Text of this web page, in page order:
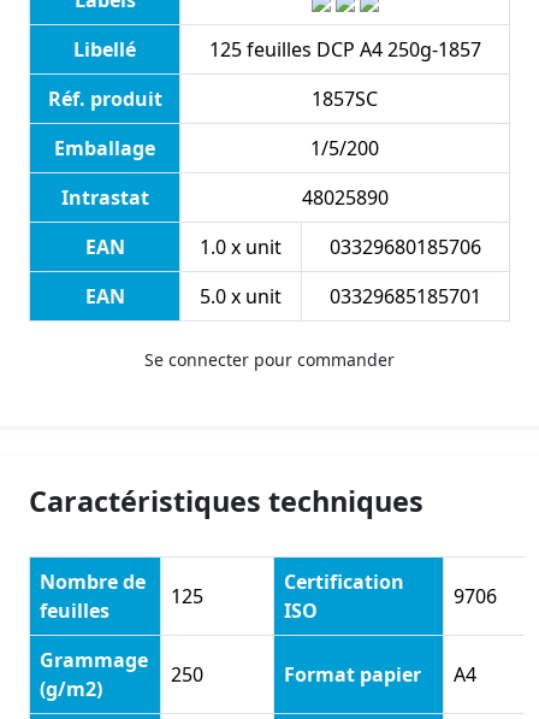
Libellé
125 feuilles DCP A4 250g-1857
Réf. produit
1857SC
Emballage
1/5/200
Intrastat
48025890
EAN
1.0 x unit
03329680185706
EAN
5.0 x unit 03329685185701
Se connecter pour commander
Caractéristiques techniques
Nombre de
feuilles
125
Certification
ISO
9706
Grammage
(g/m2)
250 Format papier A4